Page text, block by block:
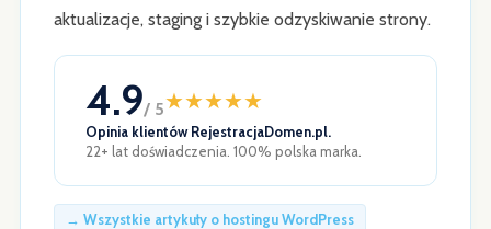
aktualizacje, staging i szybkie odzyskiwanie strony.
4.9/ 5★★★★★
Opinia klientów RejestracjaDomen.pl.
22+ lat doświadczenia. 100% polska marka.
→ Wszystkie artykuły o hostingu WordPress